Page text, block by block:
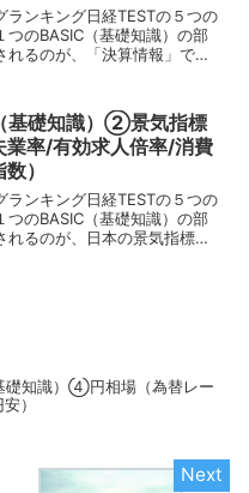
ランキング日経TESTの５つの
つのBASIC（基礎知識）の部
れるのが、「決算情報」で
リンク先をご確認ください。
...
基礎知識）②景気指標
業率/有効求人倍率/消費
）
ランキング日経TESTの５つの
つのBASIC（基礎知識）の部
れるのが、日本の景気指標で
礎知識）④円相場（為替レー
）